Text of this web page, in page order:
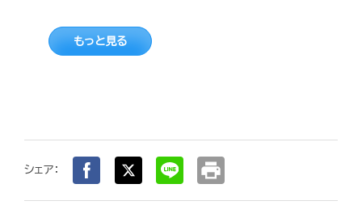
もっと見る
シェア： print